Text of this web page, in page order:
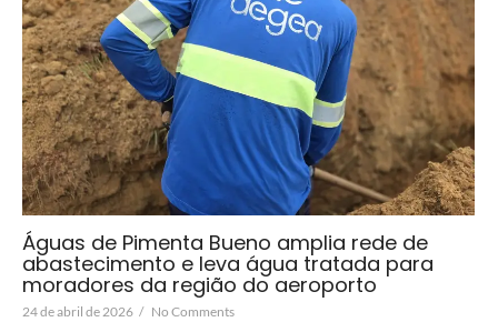
Águas de Pimenta Bueno amplia rede de
abastecimento e leva água tratada para
moradores da região do aeroporto
24 de abril de 2026 / No Comments